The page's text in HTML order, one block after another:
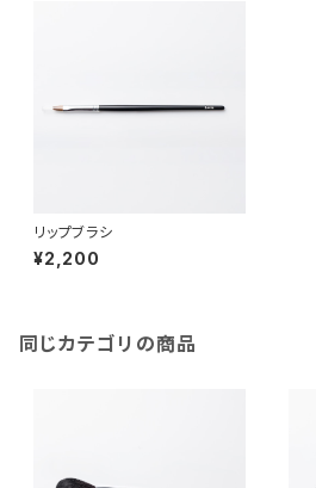
リップブラシ
¥2,200
同じカテゴリの商品